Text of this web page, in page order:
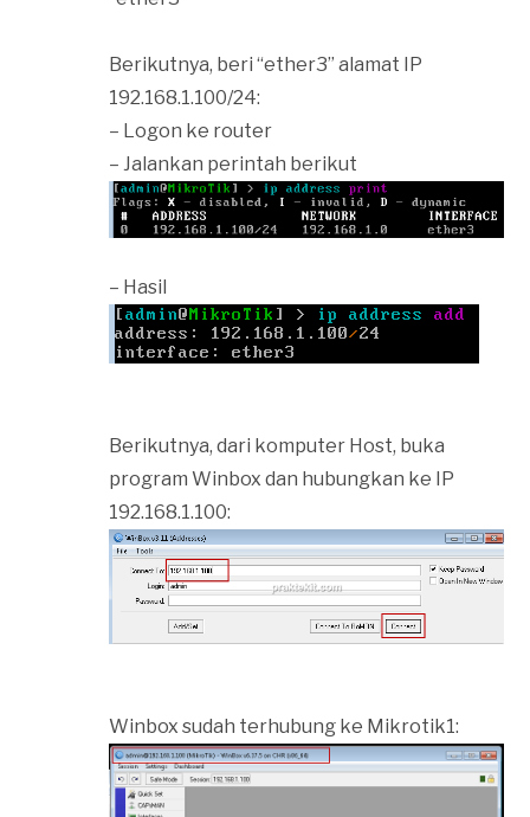
Berikutnya, beri “ether3” alamat IP
192.168.1.100/24:
– Logon ke router
– Jalankan perintah berikut
– Hasil
Berikutnya, dari komputer Host, buka
program Winbox dan hubungkan ke IP
192.168.1.100:
Winbox sudah terhubung ke Mikrotik1: